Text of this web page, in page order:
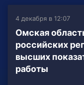
4 декабря в 12:07
Омская
российских
высших
работы